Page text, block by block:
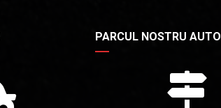
PARCUL NOSTRU AUTO